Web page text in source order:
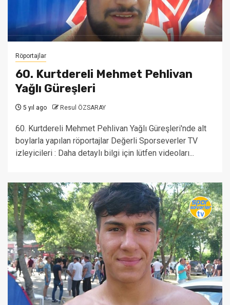
Röportajlar
60. Kurtdereli Mehmet Pehlivan
Yağlı Güreşleri
5 yıl ago Resul ÖZSARAY
60. Kurtdereli Mehmet Pehlivan Yağlı Güreşleri'nde alt
boylarla yapılan röportajlar Değerli Sporseverler TV
izleyicileri : Daha detaylı bilgi için lütfen videoları...